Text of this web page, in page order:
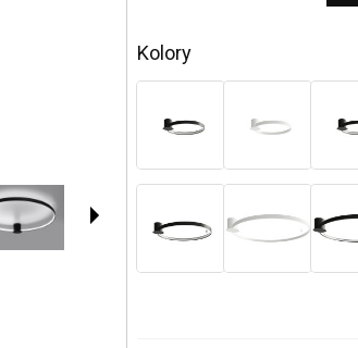
Kolory